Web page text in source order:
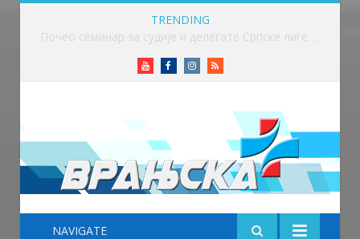
TRENDING
YoutubeFacebookInstagram
RSS
NAVIGATE